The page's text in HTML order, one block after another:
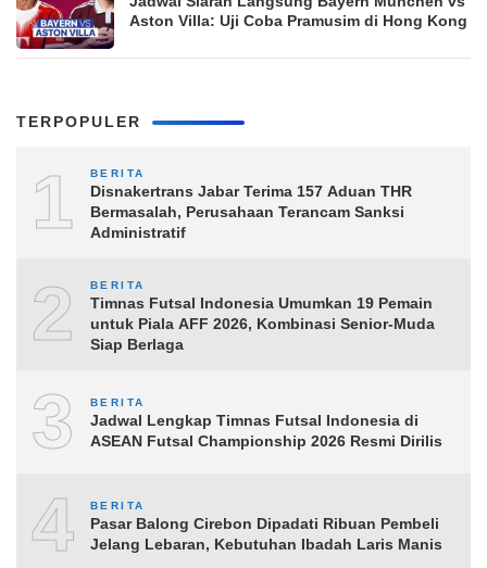
Aston Villa: Uji Coba Pramusim di Hong Kong
TERPOPULER
1 BERITA
Disnakertrans Jabar Terima 157 Aduan THR
Bermasalah, Perusahaan Terancam Sanksi
Administratif
2 BERITA
Timnas Futsal Indonesia Umumkan 19 Pemain
untuk Piala AFF 2026, Kombinasi Senior-Muda
Siap Berlaga
3 BERITA
Jadwal Lengkap Timnas Futsal Indonesia di
ASEAN Futsal Championship 2026 Resmi Dirilis
4 BERITA
Pasar Balong Cirebon Dipadati Ribuan Pembeli
Jelang Lebaran, Kebutuhan Ibadah Laris Manis